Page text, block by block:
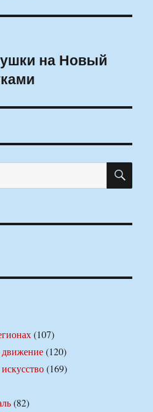
на Новый
(107)
движение(120)
(169)
(82)